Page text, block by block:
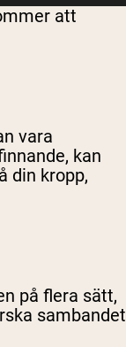
att
vara
kan
din kropp,
på flera sätt,
sambandet